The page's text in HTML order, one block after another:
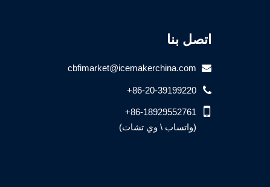
اتصل بنا
cbfimarket@icemakerchina.com
+86-20-39199220
+86-18929552761
(واتساب \ وي تشات)